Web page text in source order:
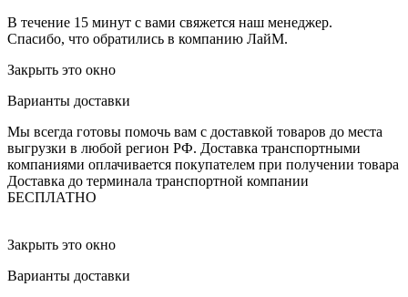
В течение 15 минут с вами свяжется наш менеджер.
Спасибо, что обратились в компанию ЛайМ.
Закрыть это окно
Варианты доставки
Мы всегда готовы помочь вам с доставкой товаров до места
выгрузки в любой регион РФ. Доставка транспортными
компаниями оплачивается покупателем при получении товара
Доставка до терминала транспортной компании
БЕСПЛАТНО
Закрыть это окно
Варианты доставки